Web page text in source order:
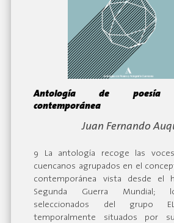
Antología de poesía
contemporánea
Juan Fernando
9 La antología recoge las
cuencanos agrupados en el
contemporánea vista desde el
Segunda Guerra Mundial;
seleccionados del grupo
temporalmente situados por